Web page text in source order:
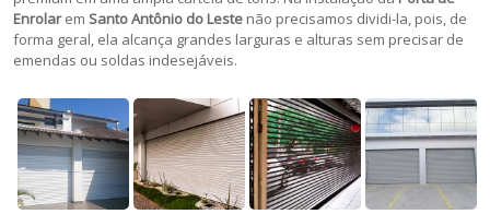
Enrolarem Santo Antônio do Leste não precisamos dividi-la, pois, de
forma geral, ela alcança grandes larguras e alturas sem precisar de
emendas ou soldas indesejáveis.